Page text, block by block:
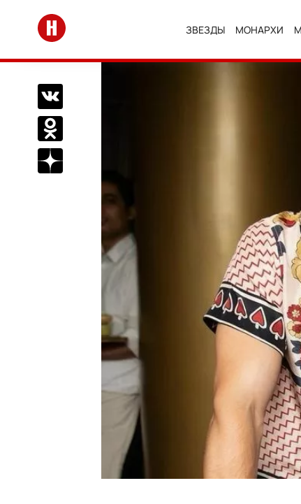
Перейти на главную
ЗВЕЗДЫ МОНАРХИ
Поделиться Вконтакте
Поделиться в Одноклассниках
Подписаться на нас в Дзен